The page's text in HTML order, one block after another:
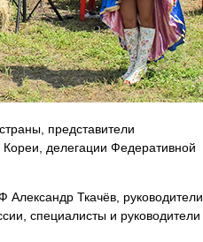
представители
делегации Федеративной
Александр Ткачёв, руководители
специалисты и руководители